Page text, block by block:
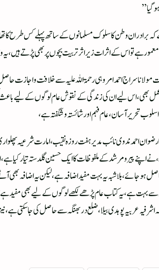
گیا”
کہ برادران وطن کا سلوک مسلمانوں کے ساتھ پہلے کس طرح کا
ہے تو اس کے اثرات زیر اثر تربیت بچوں پر بھی پڑتے ہیں،
سراج احمد امروہی رحمۃ اللہ علیہ سے خلافت و اجازت
عمل بھی، اس لیے ان کی زندگی کے نقوش عام لوگوں کے لیے
تحریر آسان،عام فہم اور شائستہ وشگفتہ ہے،
احمد ندوی نائب مدیر ہفت روزہ نقیب، امارت شرعیہ
اپنے پیر ومرشد کے ملفوظات کا ایک حسین گلدستہ تیار
جائے،بلاشبہ یہ بہت مفید اضافہ ہے، لیکن یہ اضافہ بھی
پوہدی بیلا، ضلع دربھنگہ سے حاصل کی جا سکتی ہے، نیز مصنف کے موبائل نمبر